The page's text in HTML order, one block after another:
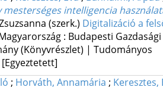
mesterséges intelligencia
(szerk.) Digitalizáció a
: Budapesti
(Könyvrészlet) | Tudományos
[Egyeztetett]
; Horváth, Annamária ; Keresztes,